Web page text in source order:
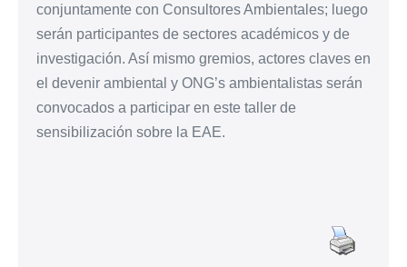
conjuntamente con Consultores Ambientales; luego
serán participantes de sectores académicos y de
investigación. Así mismo gremios, actores claves en
el devenir ambiental y ONG’s ambientalistas serán
convocados a participar en este taller de
sensibilización sobre la EAE.